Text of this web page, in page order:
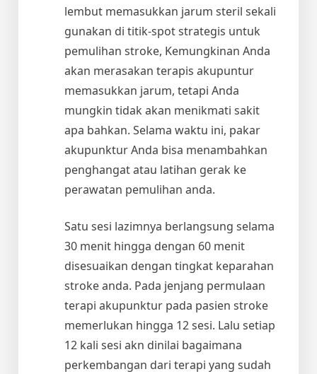
lembut memasukkan jarum steril sekali
gunakan di titik-spot strategis untuk
pemulihan stroke, Kemungkinan Anda
akan merasakan terapis akupuntur
memasukkan jarum, tetapi Anda
mungkin tidak akan menikmati sakit
apa bahkan. Selama waktu ini, pakar
akupunktur Anda bisa menambahkan
penghangat atau latihan gerak ke
perawatan pemulihan anda.
Satu sesi lazimnya berlangsung selama
30 menit hingga dengan 60 menit
disesuaikan dengan tingkat keparahan
stroke anda. Pada jenjang permulaan
terapi akupunktur pada pasien stroke
memerlukan hingga 12 sesi. Lalu setiap
12 kali sesi akn dinilai bagaimana
perkembangan dari terapi yang sudah